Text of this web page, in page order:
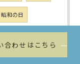
昭和の日
子供会
合わせはこちら